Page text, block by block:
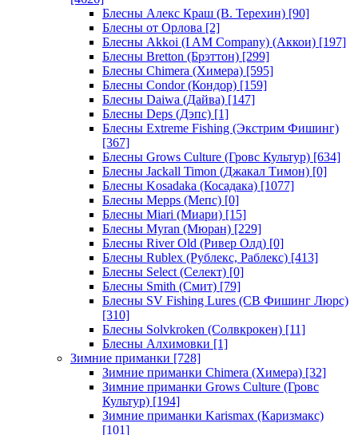
Блесны Алекс Краш (В. Терехин) [90]
Блесны от Орлова [2]
Блесны Akkoi (I AM Company) (Аккои) [197]
Блесны Bretton (Брэттон) [299]
Блесны Chimera (Химера) [595]
Блесны Condor (Кондор) [159]
Блесны Daiwa (Дайва) [147]
Блесны Deps (Дэпс) [1]
Блесны Extreme Fishing (Экстрим Фишинг)
[367]
Блесны Grows Culture (Гровс Культур) [634]
Блесны Jackall Timon (Джакал Тимон) [0]
Блесны Kosadaka (Косадака) [1077]
Блесны Mepps (Мепс) [0]
Блесны Miari (Миари) [15]
Блесны Myran (Мюран) [229]
Блесны River Old (Ривер Олд) [0]
Блесны Rublex (Рублекс, Раблекс) [413]
Блесны Select (Селект) [0]
Блесны Smith (Смит) [79]
Блесны SV Fishing Lures (СВ Фишинг Люрс)
[310]
Блесны Solvkroken (Солвкрокен) [11]
Блесны Алхимовки [1]
Зимние приманки [728]
Зимние приманки Chimera (Химера) [32]
Зимние приманки Grows Culture (Гровс
Культур) [194]
Зимние приманки Karismax (Каризмакс)
[101]